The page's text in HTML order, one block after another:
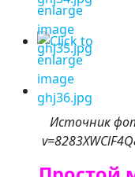
Источник